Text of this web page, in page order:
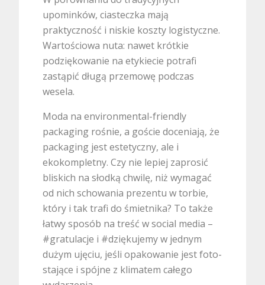
upominków, ciasteczka mają
praktyczność i niskie koszty logistyczne.
Wartościowa nuta: nawet krótkie
podziękowanie na etykiecie potrafi
zastąpić długą przemowę podczas
wesela.
Moda na environmental-friendly
packaging rośnie, a goście doceniają, że
packaging jest estetyczny, ale i
ekokompletny. Czy nie lepiej zaprosić
bliskich na słodką chwilę, niż wymagać
od nich schowania prezentu w torbie,
który i tak trafi do śmietnika? To także
łatwy sposób na treść w social media –
#gratulacje i #dziękujemy w jednym
dużym ujęciu, jeśli opakowanie jest foto-
stające i spójne z klimatem całego